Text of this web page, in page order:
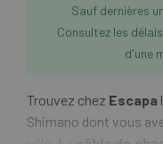
Sauf dernières
Consultez les
d'une
Trouvez chez Escapa
Shimano dont vous